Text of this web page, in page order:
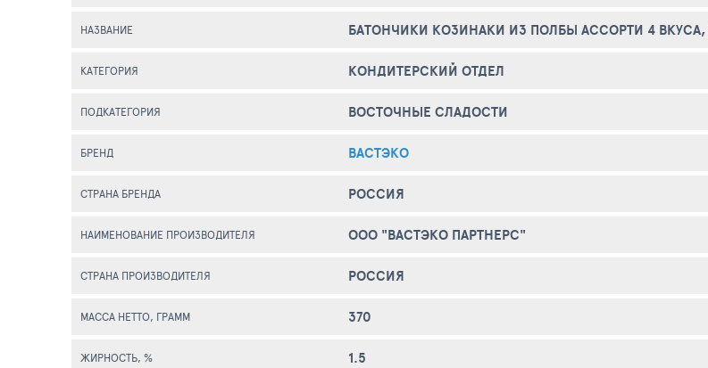
НАЗВАНИЕ БАТОНЧИКИ КОЗИНАКИ ИЗ ПОЛБЫ АССОРТИ 4 ВКУСА,
КАТЕГОРИЯ КОНДИТЕРСКИЙ ОТДЕЛ
ПОДКАТЕГОРИЯ ВОСТОЧНЫЕ СЛАДОСТИ
БРЕНД ВАСТЭКО
СТРАНА БРЕНДА РОССИЯ
НАИМЕНОВАНИЕ ПРОИЗВОДИТЕЛЯ ООО "ВАСТЭКО ПАРТНЕРС"
СТРАНА ПРОИЗВОДИТЕЛЯ РОССИЯ
МАССА НЕТТО, ГРАММ 370
ЖИРНОСТЬ, % 1.5